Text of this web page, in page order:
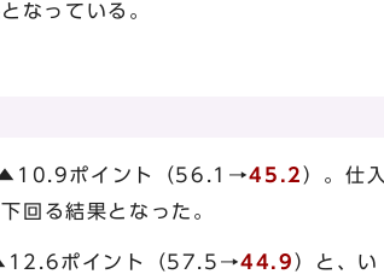
なっている。
▲10.9ポイント（56.1→45.2 ）。仕入
回る結果となった。
ポイント（57.5→44.9 ）と、い